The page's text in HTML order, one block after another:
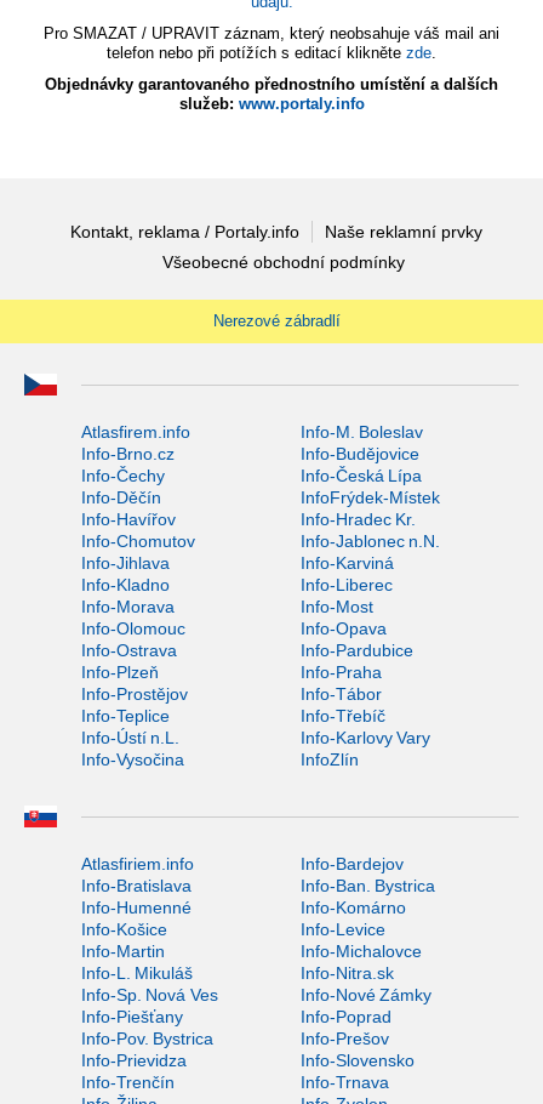
Pro SMAZAT / UPRAVIT záznam, který neobsahuje váš mail ani
telefon nebo při potížích s editací klikněte zde.
Objednávky garantovaného přednostního umístění a dalších
služeb: www.portaly.info
Kontakt, reklama / Portaly.info
Naše reklamní prvky
Všeobecné obchodní podmínky
Nerezové zábradlí
Atlasfirem.info
Info-M. Boleslav
Info-Brno.cz
Info-Budějovice
Info-Čechy
Info-Česká Lípa
Info-Děčín
InfoFrýdek-Místek
Info-Havířov
Info-Hradec Kr.
Info-Chomutov
Info-Jablonec n.N.
Info-Jihlava
Info-Karviná
Info-Kladno
Info-Liberec
Info-Morava
Info-Most
Info-Olomouc
Info-Opava
Info-Ostrava
Info-Pardubice
Info-Plzeň
Info-Praha
Info-Prostějov
Info-Tábor
Info-Teplice
Info-Třebíč
Info-Ústí n.L.
Info-Karlovy Vary
Info-Vysočina
InfoZlín
Atlasfiriem.info
Info-Bardejov
Info-Bratislava
Info-Ban. Bystrica
Info-Humenné
Info-Komárno
Info-Košice
Info-Levice
Info-Martin
Info-Michalovce
Info-L. Mikuláš
Info-Nitra.sk
Info-Sp. Nová Ves
Info-Nové Zámky
Info-Piešťany
Info-Poprad
Info-Pov. Bystrica
Info-Prešov
Info-Prievidza
Info-Slovensko
Info-Trenčín
Info-Trnava